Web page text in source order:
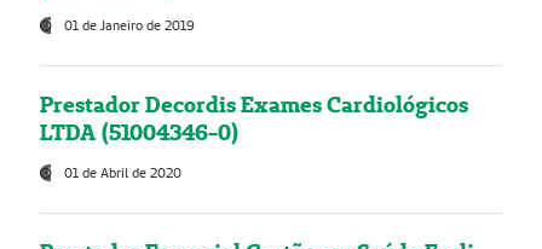
01 de Janeiro de 2019
Prestador Decordis Exames Cardiológicos
LTDA (51004346-0)
01 de Abril de 2020